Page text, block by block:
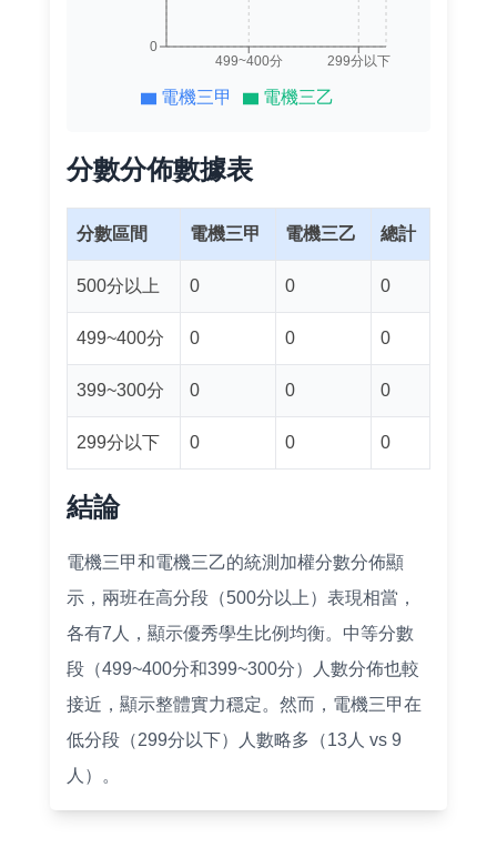
499~400分 299分以下
0
電機三甲 電機三乙
分數分佈數據表
分數區間 電機三甲 電機三乙 總計
500分以上 0 0 0
499~400分 0 0 0
399~300分 0 0 0
299分以下 0 0 0
結論
電機三甲和電機三乙的統測加權分數分佈顯
示，兩班在高分段（500分以上）表現相當，
各有7人，顯示優秀學生比例均衡。中等分數
段（499~400分和399~300分）人數分佈也較
接近，顯示整體實力穩定。然而，電機三甲在
低分段（299分以下）人數略多（13人 vs 9
人）。